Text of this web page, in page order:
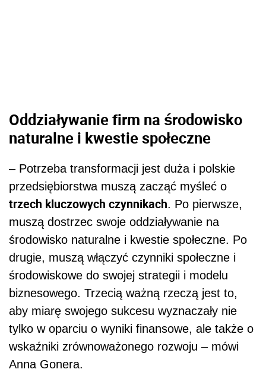
Oddziaływanie firm na środowisko
naturalne i kwestie społeczne
– Potrzeba transformacji jest duża i polskie
przedsiębiorstwa muszą zacząć myśleć o
trzech kluczowych czynnikach. Po pierwsze,
muszą dostrzec swoje oddziaływanie na
środowisko naturalne i kwestie społeczne. Po
drugie, muszą włączyć czynniki społeczne i
środowiskowe do swojej strategii i modelu
biznesowego. Trzecią ważną rzeczą jest to,
aby miarę swojego sukcesu wyznaczały nie
tylko w oparciu o wyniki finansowe, ale także o
wskaźniki zrównoważonego rozwoju – mówi
Anna Gonera.